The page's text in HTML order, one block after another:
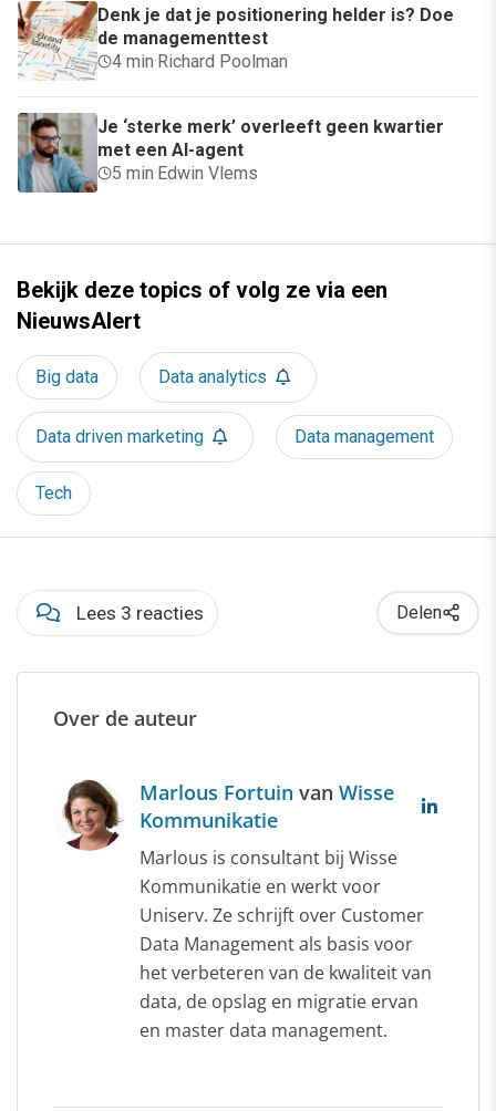
Denk je dat je positionering helder is? Doe
de managementtest
4 min·Richard Poolman
Je ‘sterke merk’ overleeft geen kwartier
met een AI-agent
5 min·Edwin Vlems
Bekijk deze topics of volg ze via een
NieuwsAlert
Big data Data analytics
Data driven marketing Data management
Tech
Lees 3 reacties Delen
Over de auteur
Marlous Fortuin van Wisse
Kommunikatie
Marlous is consultant bij Wisse
Kommunikatie en werkt voor
Uniserv. Ze schrijft over Customer
Data Management als basis voor
het verbeteren van de kwaliteit van
data, de opslag en migratie ervan
en master data management.